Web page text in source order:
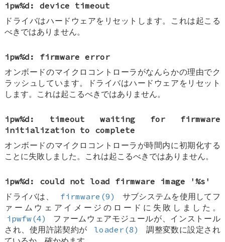
ipw%d: device timeout
ドライバはハードウェアをリセットします。これは起こる
べきではありません。
ipw%d: firmware error
オンボードのマイクロコントローラがなんらかの理由でク
ラッシュしています。ドライバはハードウェアをリセット
します。これは起こるべきではありません。
ipw%d: timeout waiting for firmware
initialization to complete
オンボードのマイクロコントローラが時間内に初期化する
ことに失敗しました。これは起こるべきではありません。
ipw%d: could not load firmware image '%s'
ドライバは、
firmware(9)
サブシステムを使用してフ
ァームウェアイメージのロードに失敗しました。
ipwfw(4)
ファームウェアモジュールが、インストール
され、使用許諾契約が
loader(8)
調整変数に設定され